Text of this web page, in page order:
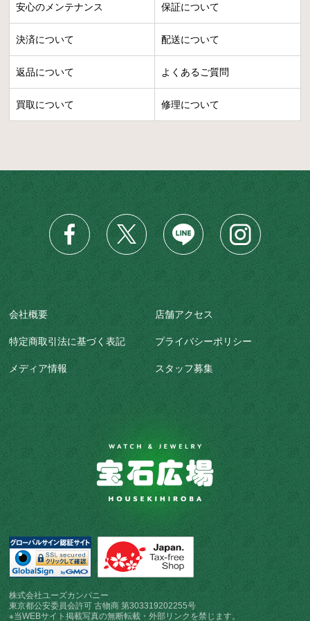
安心のメンテナンス 保証について
決済について 配送について
返品について よくあるご質問
買取について 修理について
会社概要 店舗アクセス
特定商取引法に基づく表記 プライバシーポリシー
メディア情報 スタッフ募集
株式会社ユーズカンパニー
東京都公安委員会許可 古物商 第303319202255号
※当WEBサイト掲載写真の無断転載・外部リンクを禁じます。